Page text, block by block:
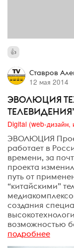
Ставров
12 мая 2014
ЭВОЛЮЦИЯ
ЭВОЛЮЦИЯ
работает в
времени, за
проекта
путь от
“китайскими”
создания
возможностью
подробнее